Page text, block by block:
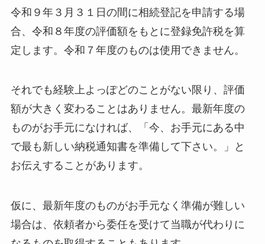
令和９年３月３１日の間に相続登記を申請する場
合、令和８年度の評価額をもとに登録免許税を算
定します。令和７年度のものは使用できません。
それでも経験上よっぽどのことがない限り、評価
額が大きく変わることはありません。最新年度の
ものがお手元になければ、「今、お手元にある中
で最も新しい納税通知書を準備して下さい。」と
お伝えすることがあります。
仮に、最新年度のものがお手元なく準備が難しい
場合は、依頼者から委任を受けて当職が代わりに